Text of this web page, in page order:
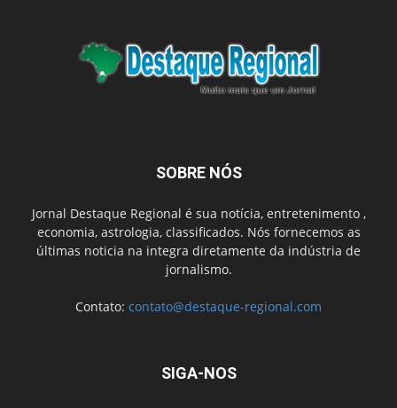
SOBRE NÓS
Jornal Destaque Regional é sua notícia, entretenimento ,
economia, astrologia, classificados. Nós fornecemos as
últimas noticia na integra diretamente da indústria de
jornalismo.
Contato: contato@destaque-regional.com
SIGA-NOS